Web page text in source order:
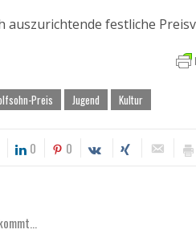
auszurichtende festliche
Preis Jugend Kultur
0 0